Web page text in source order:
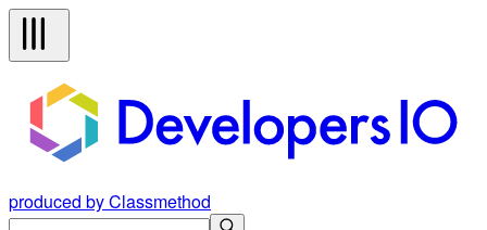
produced by Classmethod